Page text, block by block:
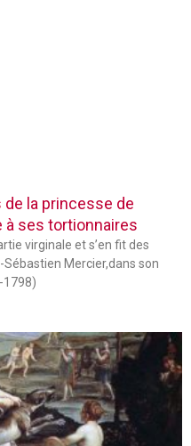
la princesse de
à ses tortionnaires
virginale et s’en fit des
Mercier,dans son
1798)